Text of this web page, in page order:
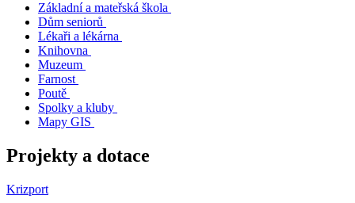
Základní a mateřská škola
Dům seniorů
Lékaři a lékárna
Knihovna
Muzeum
Farnost
Poutě
Spolky a kluby
Mapy GIS
Projekty a dotace
Krizport